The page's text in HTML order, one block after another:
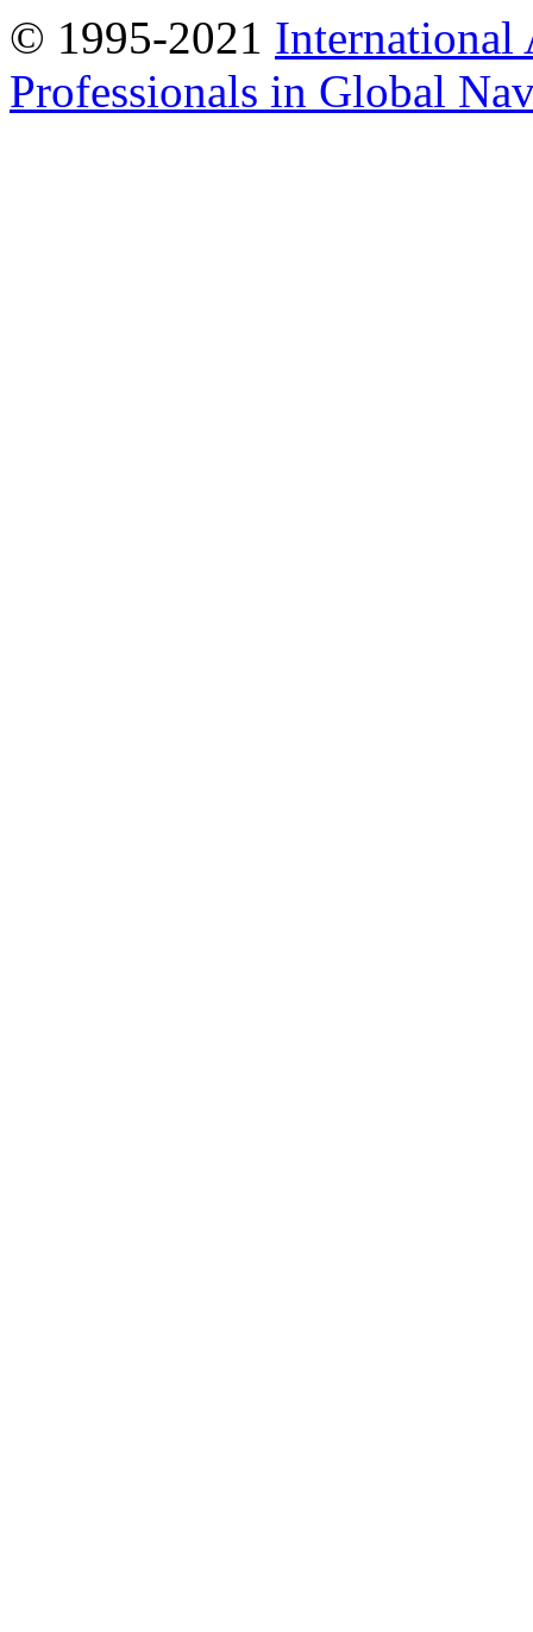
© 1995-2021 International
Professionals in Global